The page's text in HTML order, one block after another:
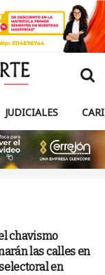
JUDICIALES
chavismo
las calles en
en